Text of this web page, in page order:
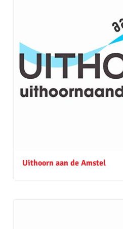
Uithoorn aan de Amstel